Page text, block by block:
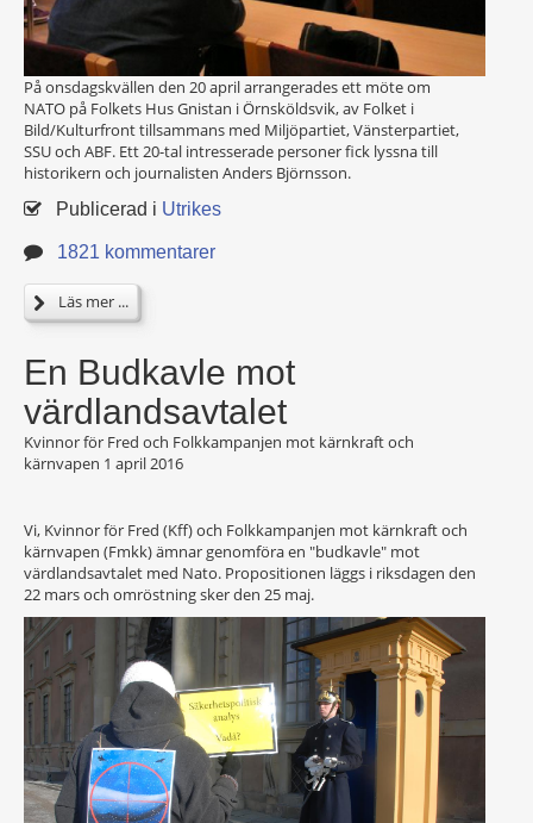
På onsdagskvällen den 20 april arrangerades ett möte om
NATO på Folkets Hus Gnistan i Örnsköldsvik, av Folket i
Bild/Kulturfront tillsammans med Miljöpartiet, Vänsterpartiet,
SSU och ABF. Ett 20-tal intresserade personer fick lyssna till
historikern och journalisten Anders Björnsson.
Publicerad i Utrikes
1821 kommentarer
Läs mer ...
En Budkavle mot
värdlandsavtalet
Kvinnor för Fred och Folkkampanjen mot kärnkraft och
kärnvapen 1 april 2016
Vi, Kvinnor för Fred (Kff) och Folkkampanjen mot kärnkraft och
kärnvapen (Fmkk) ämnar genomföra en "budkavle" mot
värdlandsavtalet med Nato. Propositionen läggs i riksdagen den
22 mars och omröstning sker den 25 maj.